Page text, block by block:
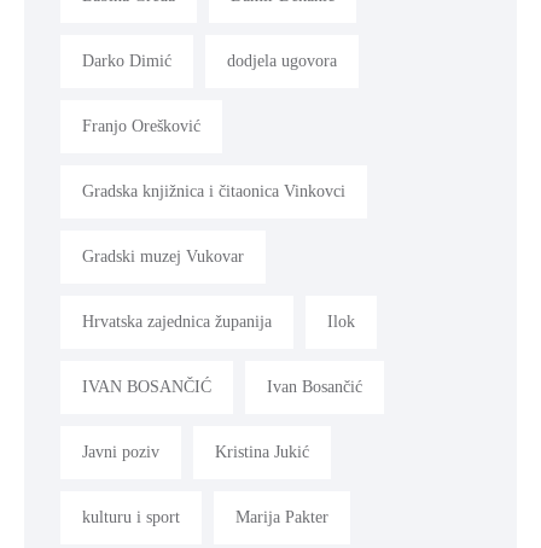
Darko Dimić dodjela ugovora
Franjo Orešković
Gradska knjižnica i čitaonica Vinkovci
Gradski muzej Vukovar
Hrvatska zajednica županija Ilok
IVAN BOSANČIĆ Ivan Bosančić
Javni poziv Kristina Jukić
kulturu i sport Marija Pakter